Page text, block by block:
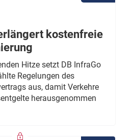
kostenfreie
Hitze setzt DB InfraGo
Regelungen des
aus, damit Verkehre
herausgenommen